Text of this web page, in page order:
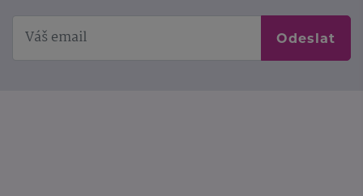
Odeslat